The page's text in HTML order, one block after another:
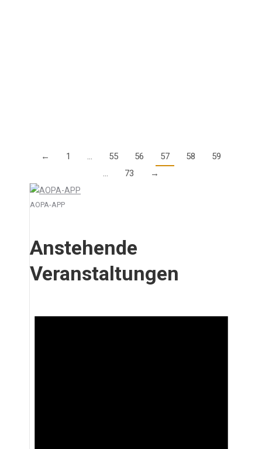
← 1 … 55 56 57 58
59
…
73 →
AOPA-APP
Anstehende
Veranstaltungen